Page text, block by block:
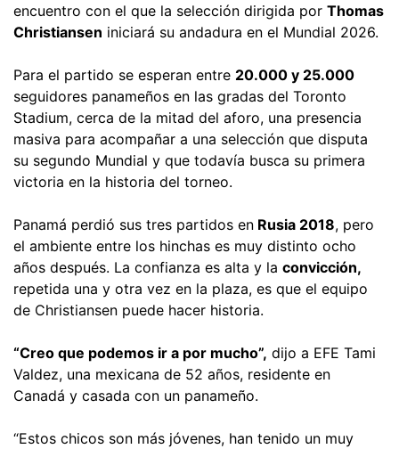
encuentro con el que la selección dirigida por Thomas
Christiansen iniciará su andadura en el Mundial 2026.
Para el partido se esperan entre 20.000 y 25.000
seguidores panameños en las gradas del Toronto
Stadium, cerca de la mitad del aforo, una presencia
masiva para acompañar a una selección que disputa
su segundo Mundial y que todavía busca su primera
victoria en la historia del torneo.
Panamá perdió sus tres partidos en Rusia 2018, pero
el ambiente entre los hinchas es muy distinto ocho
años después. La confianza es alta y la convicción,
repetida una y otra vez en la plaza, es que el equipo
de Christiansen puede hacer historia.
“Creo que podemos ir a por mucho”, dijo a EFE Tami
Valdez, una mexicana de 52 años, residente en
Canadá y casada con un panameño.
“Estos chicos son más jóvenes, han tenido un muy